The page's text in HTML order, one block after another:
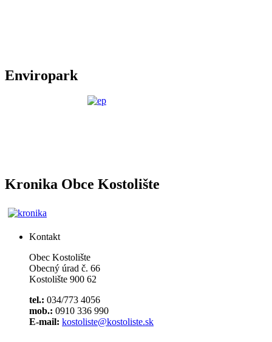
Enviropark
Kronika Obce Kostolište
Kontakt
Obec Kostolište
Obecný úrad č. 66
Kostolište 900 62
tel.: 034/773 4056
mob.: 0910 336 990
E-mail: kostoliste@kostoliste.sk